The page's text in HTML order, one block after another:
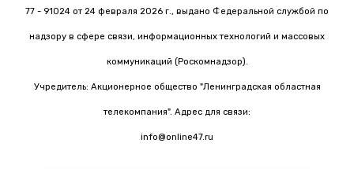
77 - 91024 от 24 февраля 2026 г., выдано Федеральной службой по
надзору в сфере связи, информационных технологий и массовых
коммуникаций (Роскомнадзор).
Учредитель: Акционерное общество "Ленинградская областная
телекомпания". Адрес для связи:
info@online47.ru